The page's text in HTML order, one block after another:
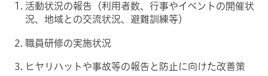
活動状況の報告（利用者数、行事やイベントの開催状
況、地域との交流状況、避難訓練等）
職員研修の実施状況
ヒヤリハットや事故等の報告と防止に向けた改善策